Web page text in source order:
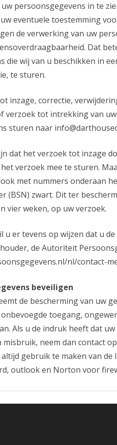
persoonsgegevens in te
eventuele toestemming
de verwerking van uw
Dat
die wij van u beschikken in
te sturen.
inzage, correctie,
verzoek tot intrekking van
sturen naar
dat het verzoek tot inzage
verzoek mee te sturen.
met nummers onderaan
(BSN) zwart. Dit ter
vier weken, op uw verzoek.
u er tevens op wijzen dat u
de Autoriteit
nl/contact-
beveiligen
de bescherming van uw
toegang,
Als u de indruk heeft dat
neem dan contact
gebruik te maken van
outlook en Norton voor